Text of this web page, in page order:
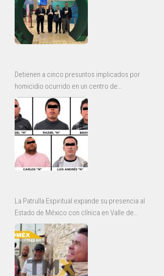
Detienen a cinco presuntos implicados por
homicidio ocurrido en un centro de
rehabilitación de Ecatepec
La Patrulla Espiritual expande su presencia al
Estado de México con clínica en Valle de
Chalco y jornadas de rescate en Ecatepec